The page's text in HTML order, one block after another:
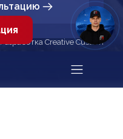
Разработка Creative Custom